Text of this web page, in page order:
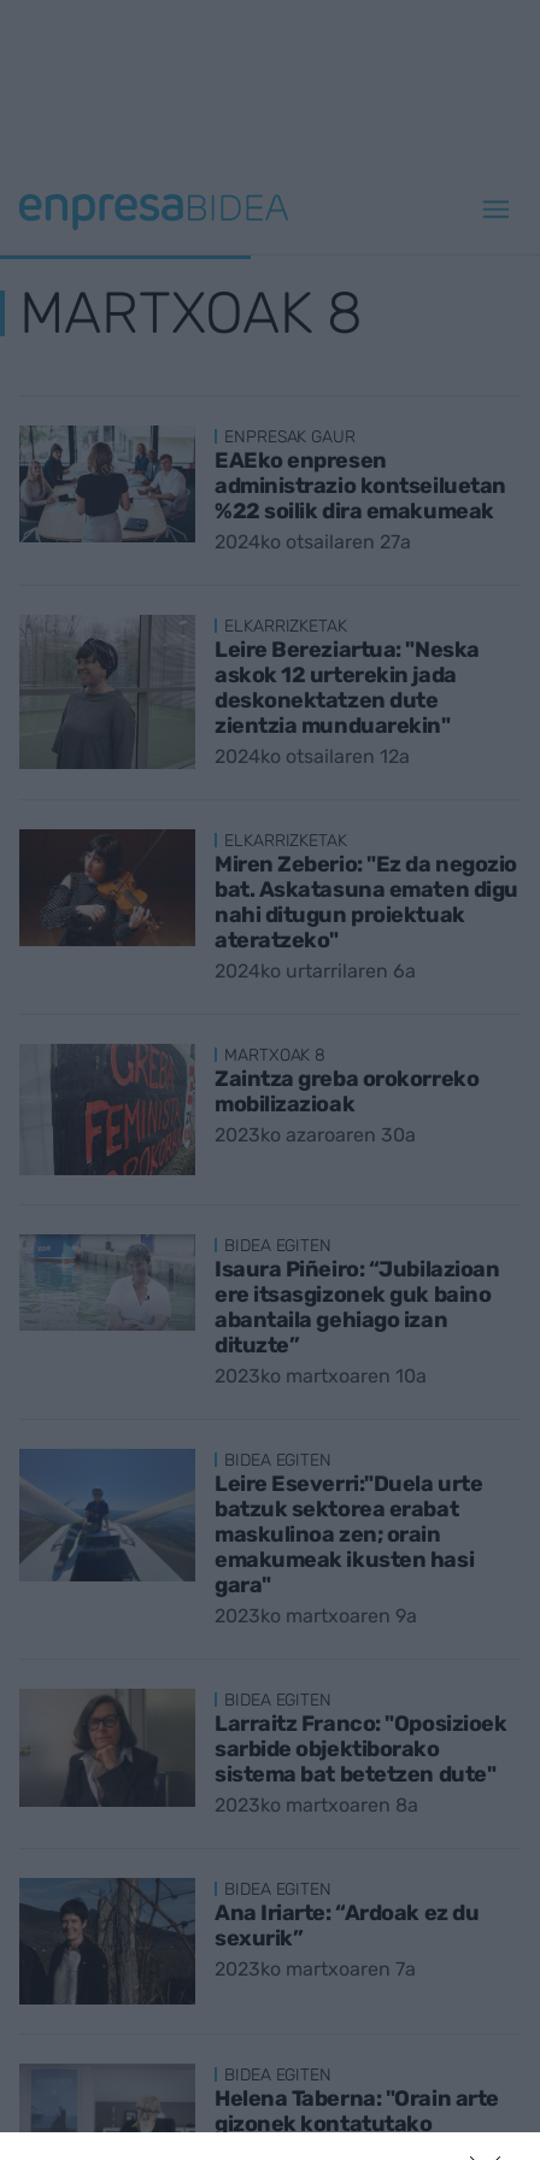
MARTXOAK 8
ENPRESAK GAUR
EAEko enpresen
administrazio kontseiluetan
%22 soilik dira emakumeak
2024ko otsailaren 27a
ELKARRIZKETAK
Leire Bereziartua: "Neska
askok 12 urterekin jada
deskonektatzen dute
zientzia munduarekin"
2024ko otsailaren 12a
ELKARRIZKETAK
Miren Zeberio: "Ez da negozio
bat. Askatasuna ematen digu
nahi ditugun proiektuak
ateratzeko"
2024ko urtarrilaren 6a
MARTXOAK 8
Zaintza greba orokorreko
mobilizazioak
2023ko azaroaren 30a
BIDEA EGITEN
Isaura Piñeiro: “Jubilazioan
ere itsasgizonek guk baino
abantaila gehiago izan
dituzte”
2023ko martxoaren 10a
BIDEA EGITEN
Leire Eseverri:"Duela urte
batzuk sektorea erabat
maskulinoa zen; orain
emakumeak ikusten hasi
gara"
2023ko martxoaren 9a
BIDEA EGITEN
Larraitz Franco: "Oposizioek
sarbide objektiborako
sistema bat betetzen dute"
2023ko martxoaren 8a
BIDEA EGITEN
Ana Iriarte: “Ardoak ez du
sexurik”
2023ko martxoaren 7a
BIDEA EGITEN
Helena Taberna: "Orain arte
gizonek kontatutako